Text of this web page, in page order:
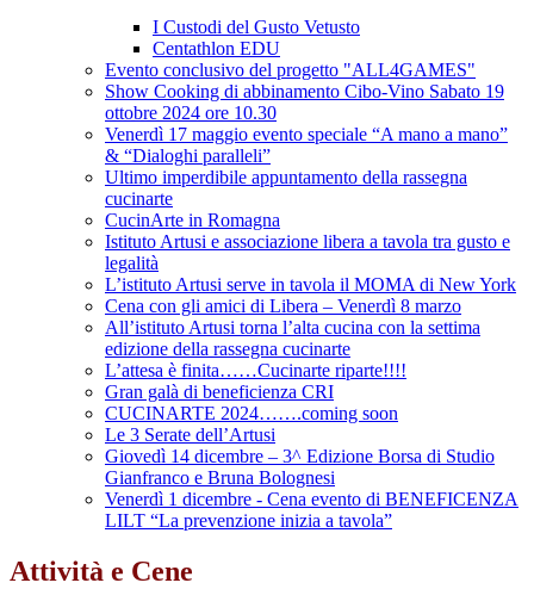
I Custodi del Gusto Vetusto
Centathlon EDU
Evento conclusivo del progetto "ALL4GAMES"
Show Cooking di abbinamento Cibo-Vino Sabato 19
ottobre 2024 ore 10.30
Venerdì 17 maggio evento speciale “A mano a mano”
& “Dialoghi paralleli”
Ultimo imperdibile appuntamento della rassegna
cucinarte
CucinArte in Romagna
Istituto Artusi e associazione libera a tavola tra gusto e
legalità
L’istituto Artusi serve in tavola il MOMA di New York
Cena con gli amici di Libera – Venerdì 8 marzo
All’istituto Artusi torna l’alta cucina con la settima
edizione della rassegna cucinarte
L’attesa è finita……Cucinarte riparte!!!!
Gran galà di beneficienza CRI
CUCINARTE 2024…….coming soon
Le 3 Serate dell’Artusi
Giovedì 14 dicembre – 3^ Edizione Borsa di Studio
Gianfranco e Bruna Bolognesi
Venerdì 1 dicembre - Cena evento di BENEFICENZA
LILT “La prevenzione inizia a tavola”
Attività e Cene